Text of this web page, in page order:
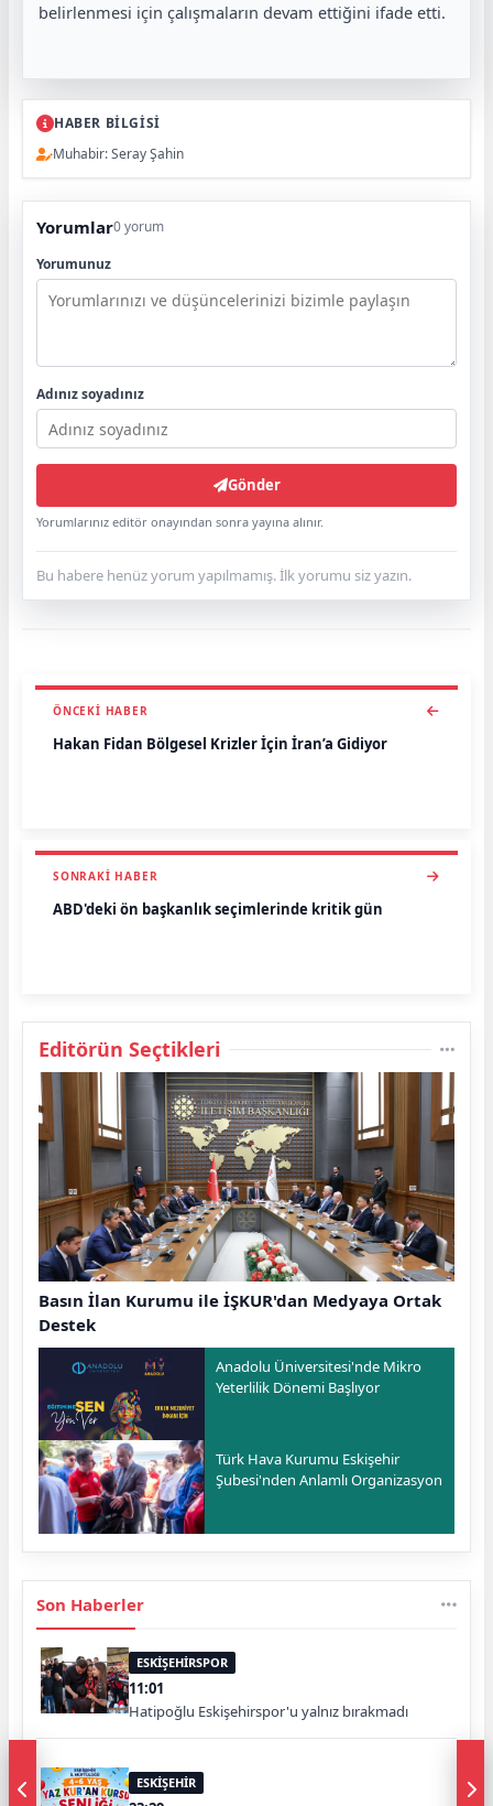
belirlenmesi için çalışmaların devam ettiğini ifade etti.
HABER BİLGİSİ
Muhabir: Seray Şahin
Yorumlar0 yorum
Yorumunuz
Adınız soyadınız
Gönder
Yorumlarınız editör onayından sonra yayına alınır.
Bu habere henüz yorum yapılmamış. İlk yorumu siz yazın.
ÖNCEKI HABER
Hakan Fidan Bölgesel Krizler İçin İran’a Gidiyor
SONRAKI HABER
ABD'deki ön başkanlık seçimlerinde kritik gün
Editörün Seçtikleri
Basın İlan Kurumu ile İŞKUR'dan Medyaya Ortak
Destek
Anadolu Üniversitesi'nde Mikro
Yeterlilik Dönemi Başlıyor
Türk Hava Kurumu Eskişehir
Şubesi'nden Anlamlı Organizasyon
Son Haberler
ESKİŞEHİRSPOR
11:01
Hatipoğlu Eskişehirspor'u yalnız bırakmadı
ESKİŞEHİR